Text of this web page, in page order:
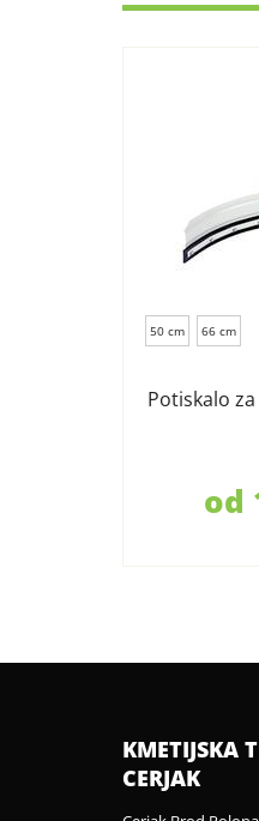
50 cm 66 cm
Potiskalo
od
KMETIJSKA
CERJAK